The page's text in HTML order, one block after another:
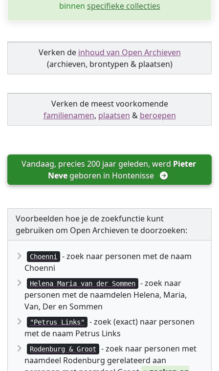
binnen specifieke collecties
Verken de inhoud van Open Archieven
(archieven, brontypen & plaatsen)
Verken de meest voorkomende
familienamen, plaatsen & beroepen
Vandaag, precies 200 jaar geleden, werd Pieter
Neve geboren in Hontenisse
Voorbeelden hoe je de zoekfunctie kunt
gebruiken om Open Archieven te doorzoeken:
Choenni
- zoek naar personen met de naam
Choenni
Helena Maria van der Sommen
- zoek naar
personen met de naamdelen Helena, Maria,
Van, Der en Sommen
"Petrus Links"
- zoek (exact) naar personen
met de naam Petrus Links
Rodenburg & Groot
- zoek naar personen met
naamdeel Rodenburg gerelateerd aan